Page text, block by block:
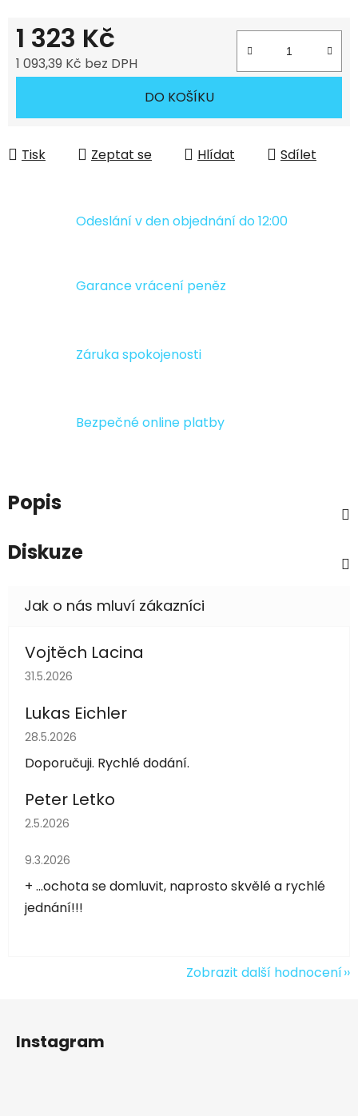
1 323 Kč
1 093,39 Kč bez DPH
DO KOŠÍKU
Tisk Zeptat se Hlídat Sdílet
Odeslání v den objednání do 12:00
Garance vrácení peněz
Záruka spokojenosti
Bezpečné online platby
Popis
Diskuze
Vojtěch Lacina
Hodnocení obchodu je 5 z 5 hvězdiček.
31.5.2026
Lukas Eichler
Hodnocení obchodu je 5 z 5 hvězdiček.
28.5.2026
Doporučuji. Rychlé dodání.
Peter Letko
Hodnocení obchodu je 5 z 5 hvězdiček.
2.5.2026
Hodnocení obchodu je 5 z 5 hvězdiček.
9.3.2026
+ ...ochota se domluvit, naprosto skvělé a rychlé
jednání!!!
Zobrazit další hodnocení
Instagram